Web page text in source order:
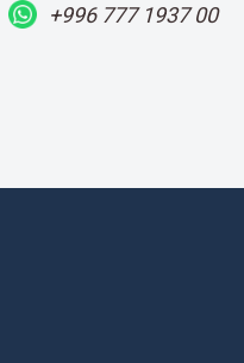
+996 777 1937 00